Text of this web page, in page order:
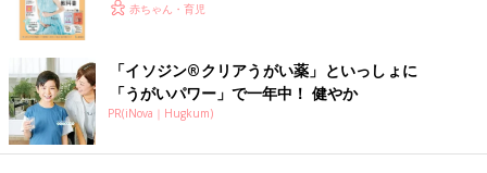
赤ちゃん・育児
「イソジン®クリアうがい薬」といっしょに
「うがいパワー」で一年中！ 健やか
PR(iNova｜Hugkum)